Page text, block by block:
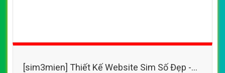
[sim3mien] Thiết Kế Website Sim Số Đẹp -